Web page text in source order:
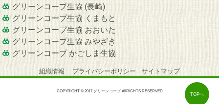
グリーンコープ生協 (長崎)
グリーンコープ生協 くまもと
グリーンコープ生協 おおいた
グリーンコープ生協 みやざき
グリーンコープ かごしま生協
組織情報 プライバシーポリシー サイトマップ
COPYRIGHT © 2017 グリーンコープ AllRIGHTS RESERVED
TOPへ